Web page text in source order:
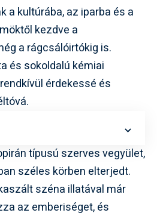
a kultúrába, az iparba és a
kezdve a
a rágcsálóirtókig is.
és sokoldalú kémiai
érdekessé és
típusú szerves vegyület,
széles körben elterjedt.
széna illatával már
az emberiséget, és